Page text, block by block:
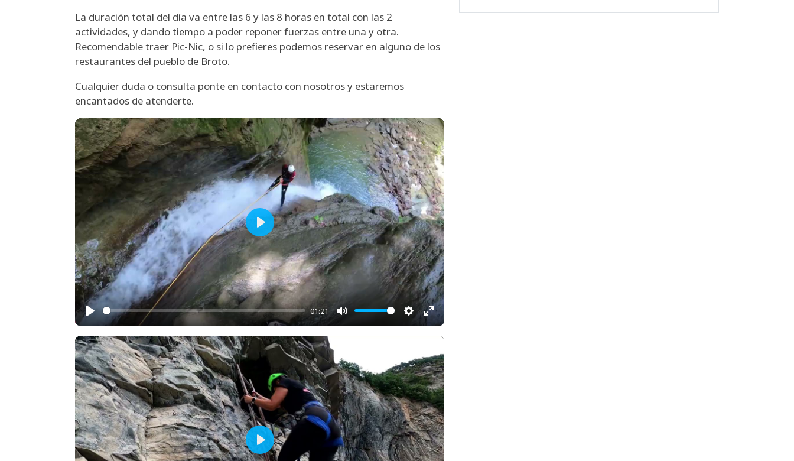
La duración total del día va entre las 6 y las 8 horas en total con las 2
actividades, y dando tiempo a poder reponer fuerzas entre una y otra.
Recomendable traer Pic-Nic, o si lo prefieres podemos reservar en alguno de los
restaurantes del pueblo de Broto.
Cualquier duda o consulta ponte en contacto con nosotros y estaremos
encantados de atenderte.
Play
01:21
Mute Settings
Enter
fullscreen
Play
Play